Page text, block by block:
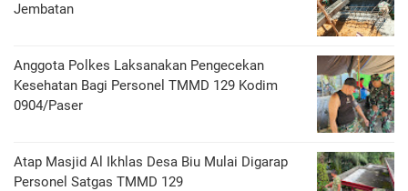
Jembatan
Anggota Polkes Laksanakan Pengecekan
Kesehatan Bagi Personel TMMD 129 Kodim
0904/Paser
Atap Masjid Al Ikhlas Desa Biu Mulai Digarap
Personel Satgas TMMD 129